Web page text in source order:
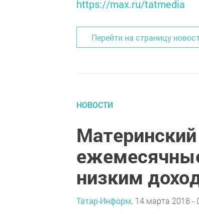
https://max.ru/tatmedia
Перейти на страницу
НОВОСТИ
низким
Татар-Информ, 14 марта 2018 -